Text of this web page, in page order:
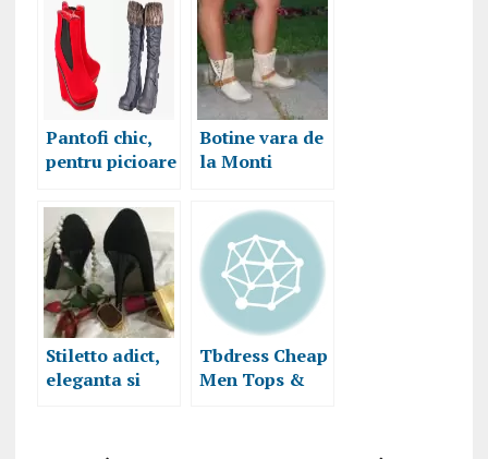
Pantofi chic,
pentru picioare
portofele
multumite
Botine vara de
la Monti
have
nonconformist
Stiletto adict,
eleganta si
Tbdress Cheap
Men Tops &